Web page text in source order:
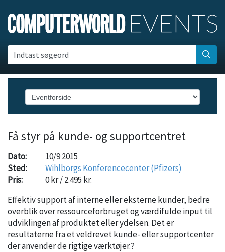
Indtast søgeord
Få styr på kunde- og supportcentret
Dato:
10/9 2015
Sted:
Wihlborgs Konferencecenter (Pfizers)
Pris:
0 kr / 2.495 kr.
Effektiv support af interne eller eksterne kunder, bedre
overblik over ressourceforbruget og værdifulde input til
udviklingen af produktet eller ydelsen. Det er
resultaterne fra et veldrevet kunde- eller supportcenter
der anvender de rigtige værktøjer.?